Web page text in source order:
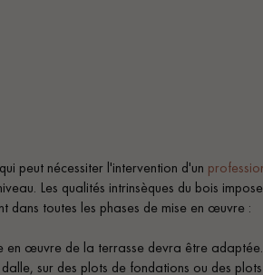
peut nécessiter l'intervention d'un
Les qualités intrinsèques du bois
dans toutes les phases de mise en œuvre :
en œuvre de la terrasse devra être
dalle, sur des plots de fondations ou des plots